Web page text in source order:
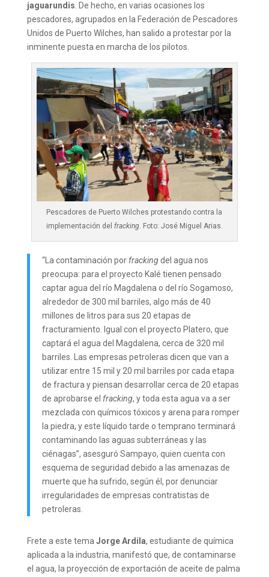
jaguarundis . De hecho, en varias ocasiones los
pescadores, agrupados en la Federación de Pescadores
Unidos de Puerto Wilches, han salido a protestar por la
inminente puesta en marcha de los pilotos.
Pescadores de Puerto Wilches protestando contra la
implementación del fracking. Foto: José Miguel Arias.
“La contaminación por frackingdel agua nos
preocupa: para el proyecto Kalé tienen pensado
captar agua del río Magdalena o del río Sogamoso,
alrededor de 300 mil barriles, algo más de 40
millones de litros para sus 20 etapas de
fracturamiento. Igual con el proyecto Platero, que
captará el agua del Magdalena, cerca de 320 mil
barriles. Las empresas petroleras dicen que van a
utilizar entre 15 mil y 20 mil barriles por cada etapa
de fractura y piensan desarrollar cerca de 20 etapas
de aprobarse el fracking, y toda esta agua va a ser
mezclada con químicos tóxicos y arena para romper
la piedra, y este líquido tarde o temprano terminará
contaminando las aguas subterráneas y las
ciénagas”, asesguró Sampayo, quien cuenta con
esquema de seguridad debido a las amenazas de
muerte que ha sufrido, según él, por denunciar
irregularidades de empresas contratistas de
petroleras.
Frete a este tema Jorge Ardila, estudiante de química
aplicada a la industria, manifestó que, de contaminarse
el agua, la proyección de exportación de aceite de palma